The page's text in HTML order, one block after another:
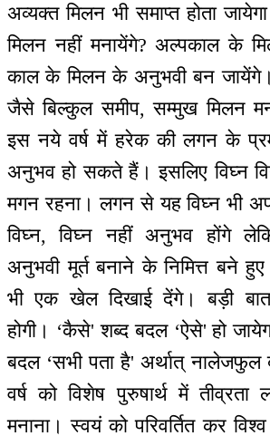
अव्यक्त मिलन भी समाप्त होता
मिलन नहीं मनायेंगे? अल्पकाल के
काल के मिलन के अनुभवी बन
जैसे बिल्कुल समीप, सम्मुख मिलन
इस नये वर्ष में हरेक की लगन के
अनुभव हो सकते हैं। इसलिए विघ्न
मगन रहना। लगन से यह विघ्न भी
विघ्न, विघ्न नहीं अनुभव होंगे
अनुभवी मूर्त बनाने के निमित्त बने
भी एक खेल दिखाई देंगे। बड़ी
होगी। ‘कैसे' शब्द बदल ‘ऐसे' हो
बदल ‘सभी पता है' अर्थात्
वर्ष को विशेष पुरुषार्थ में तीव्रता
मनाना। स्वयं को परिवर्तित कर